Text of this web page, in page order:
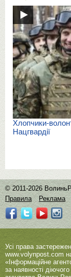
Хлопчики-
Нацгвардії
© 2011-2026
Правила
Реклама
Усі права
www.volynpost.com
«Інформаційне
за наявності